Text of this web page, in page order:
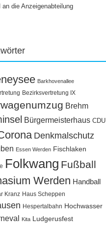
an die Anzeigenabteilung
Barkhovenallee
Bezirksvertretung IX
Brehm
Bürgermeisterhaus CDU
Denkmalschutz
Essen Werden Fischlaken
Folkwang Fußball
Werden Handball
Kranz Haus Scheppen
Hespertalbahn Hochwasser
Kita Ludgerusfest